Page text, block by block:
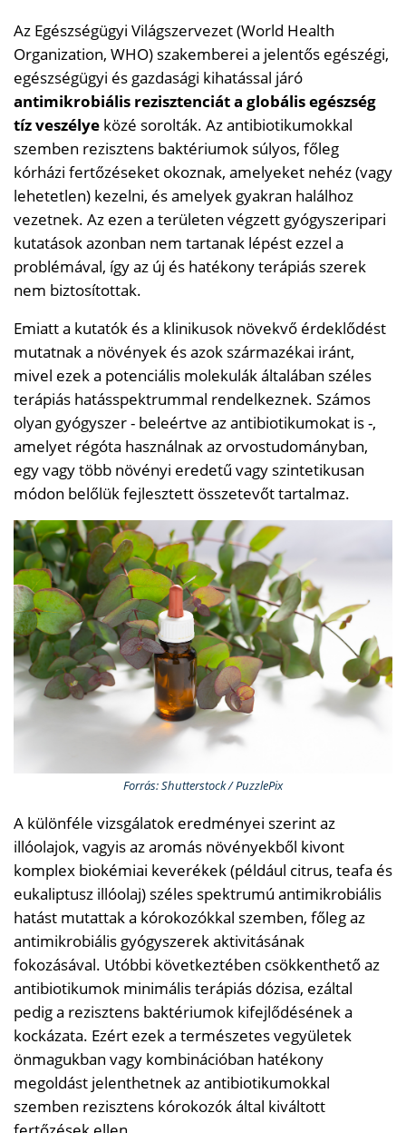
Az Egészségügyi Világszervezet (World Health
Organization, WHO) szakemberei a jelentős egészégi,
egészségügyi és gazdasági kihatással járó
antimikrobiális rezisztenciát a globális egészség
tíz veszélye közé sorolták. Az antibiotikumokkal
szemben rezisztens baktériumok súlyos, főleg
kórházi fertőzéseket okoznak, amelyeket nehéz (vagy
lehetetlen) kezelni, és amelyek gyakran halálhoz
vezetnek. Az ezen a területen végzett gyógyszeripari
kutatások azonban nem tartanak lépést ezzel a
problémával, így az új és hatékony terápiás szerek
nem biztosítottak.
Emiatt a kutatók és a klinikusok növekvő érdeklődést
mutatnak a növények és azok származékai iránt,
mivel ezek a potenciális molekulák általában széles
terápiás hatásspektrummal rendelkeznek. Számos
olyan gyógyszer - beleértve az antibiotikumokat is -,
amelyet régóta használnak az orvostudományban,
egy vagy több növényi eredetű vagy szintetikusan
módon belőlük fejlesztett összetevőt tartalmaz.
Forrás: Shutterstock / PuzzlePix
A különféle vizsgálatok eredményei szerint az
illóolajok, vagyis az aromás növényekből kivont
komplex biokémiai keverékek (például citrus, teafa és
eukaliptusz illóolaj) széles spektrumú antimikrobiális
hatást mutattak a kórokozókkal szemben, főleg az
antimikrobiális gyógyszerek aktivitásának
fokozásával. Utóbbi következtében csökkenthető az
antibiotikumok minimális terápiás dózisa, ezáltal
pedig a rezisztens baktériumok kifejlődésének a
kockázata. Ezért ezek a természetes vegyületek
önmagukban vagy kombinációban hatékony
megoldást jelenthetnek az antibiotikumokkal
szemben rezisztens kórokozók által kiváltott